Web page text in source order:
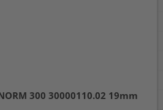
300 30000110.02 19mm